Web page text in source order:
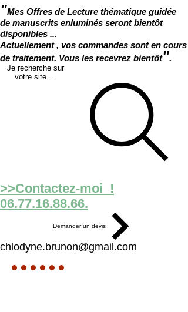
"Mes Offres de Lecture thématique guidée
de manuscrits enluminés seront bientôt
disponibles ...
Actuellement , vos commandes sont en cours
de traitement. Vous les recevrez bientôt".
Je recherche sur
votre site ...
>>Contactez-moi !
06.77.16.88.66.
Demander un devis
chlodyne.brunon@gmail.com